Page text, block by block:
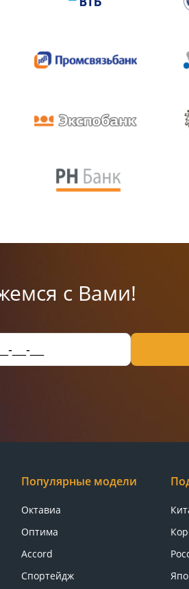
с Вами!
Популярные модели
Октавиа
Оптима
Accord
Спортейдж